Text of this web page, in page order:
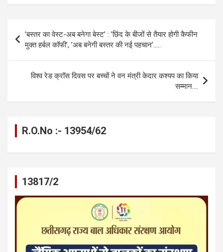
ce
o
o
k
se
n
g
er
at
A
p
p
e
gr
a
m
ail py
Li
n
k
ar
e
navigation
’बस्तर का वेस्ट-अब बनेगा बेस्ट’ : ’छिंद के बीजों से तैयार होगी कैफीन
मुक्त हर्बल कॉफी’, ’अब बनेगी बस्तर की नई पहचान’…..
विश्व रेड क्रॉस दिवस पर बच्चों ने वन मंत्री केदार कश्यप का किया
सम्मान….
R.O.No :- 13954/62
13817/2